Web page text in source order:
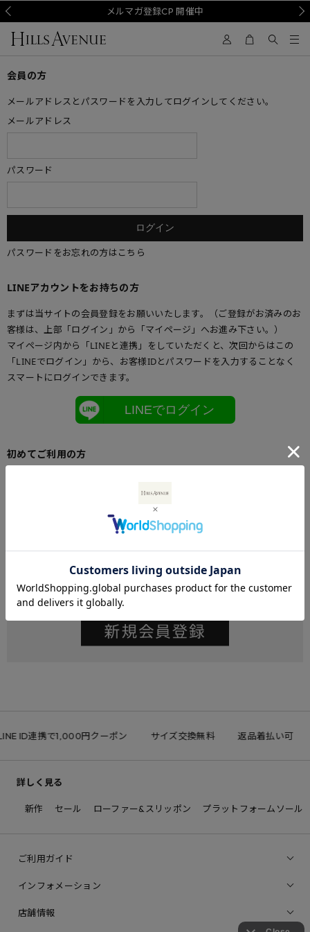
メルマガ登録CP 開催中
会員の方
メールアドレスとパスワードを入力してログインしてください。
メールアドレス
パスワード
パスワードをお忘れの方はこちら
LINEアカウントをお持ちの方
まずは当サイトの会員登録をお願いいたします。（ご登録がお済みのお
客様は、上部「ログイン」から「マイページ」へお進み下さい。）
マイページ内から「LINEと連携」をしていただくと、次回からはこの
「LINEでログイン」から、お客様IDとパスワードを入力することなく
スマートにログインできます。
LINEでログイン
初めてご利用の方
メールアドレスとパスワードを登録しておくと便利にお買い物ができる
ID連携で1,000円クーポン サイズ交換無料 返品着払い可
詳しく見る
新作 セール ローファー&スリッポン プラットフォームソール
ご利用ガイド
インフォメーション
店舗情報